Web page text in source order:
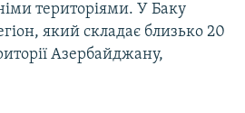
територіями. У Баку
який складає близько 20
Азербайджану,